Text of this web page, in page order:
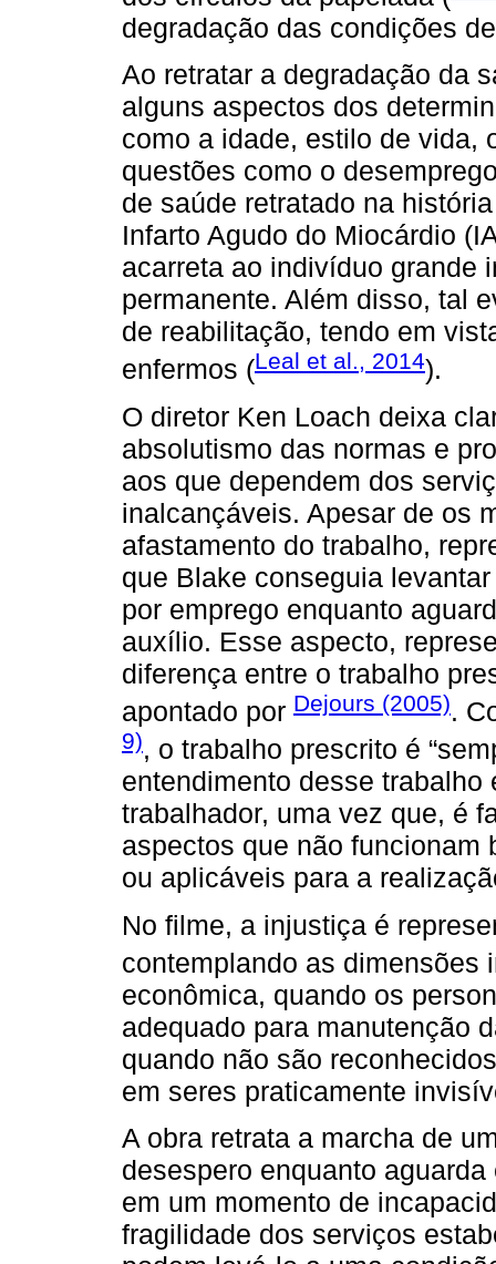
degradação das condições
Ao retratar a degradação da
alguns aspectos dos
como a idade, estilo de vida,
questões como o
de saúde retratado na
Infarto Agudo do Miocárdio
acarreta ao indivíduo grande
permanente. Além disso, tal
de reabilitação, tendo em
enfermos (Leal et al., 2014).
O diretor Ken Loach deixa
absolutismo das normas e
aos que dependem dos
inalcançáveis. Apesar de os
afastamento do trabalho,
que Blake conseguia
por emprego enquanto
auxílio. Esse aspecto,
diferença entre o trabalho
apontado por Dejours (2005).
9), o trabalho prescrito é
entendimento desse
trabalhador, uma vez que, é
aspectos que não funcionam
ou aplicáveis para a
No filme, a injustiça é
contemplando as dimensões
econômica, quando os
adequado para manutenção
quando não são
em seres praticamente
A obra retrata a marcha de
desespero enquanto
em um momento de
fragilidade dos serviços